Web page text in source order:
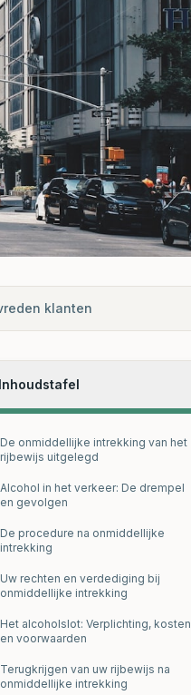
klanten
Inhoudstafel
De onmiddellijke intrekking van het
rijbewijs uitgelegd
Alcohol in het verkeer: De drempel
en gevolgen
De procedure na onmiddellijke
intrekking
Uw rechten en verdediging bij
onmiddellijke intrekking
Het alcoholslot: Verplichting, kosten
en voorwaarden
Terugkrijgen van uw rijbewijs na
onmiddellijke intrekking